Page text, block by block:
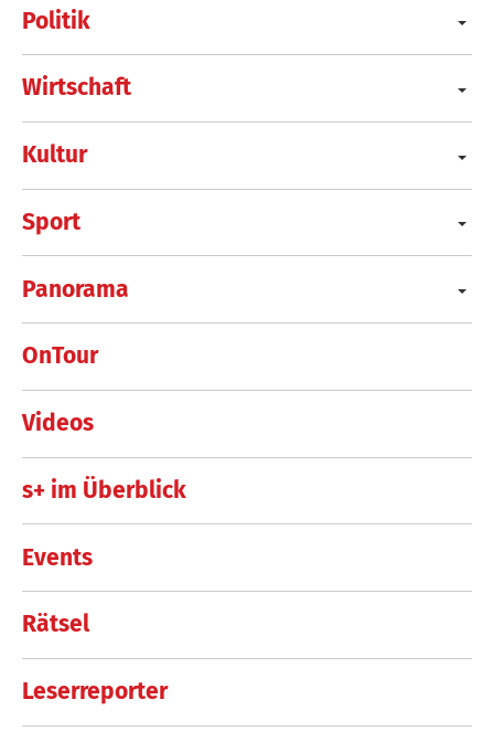
Politik
Wirtschaft
Kultur
Sport
Panorama
OnTour
Videos
s+ im Überblick
Events
Rätsel
Leserreporter